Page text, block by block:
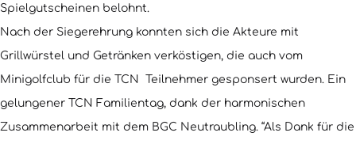
Spielgutscheinen belohnt.
Nach der Siegerehrung konnten sich die Akteure mit
Grillwürstel und Getränken verköstigen, die auch vom
Minigolfclub für die TCN Teilnehmer gesponsert wurden. Ein
gelungener TCN Familientag, dank der harmonischen
Zusammenarbeit mit dem BGC Neutraubling. “Als Dank für die